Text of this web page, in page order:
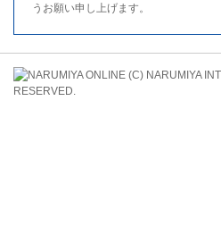
うお願い申し上げます。